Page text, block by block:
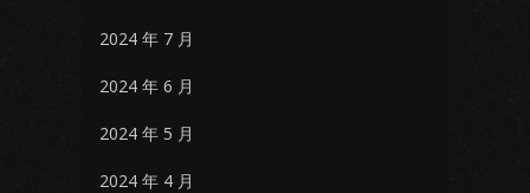
2024 年 7 月
2024 年 6 月
2024 年 5 月
2024 年 4 月